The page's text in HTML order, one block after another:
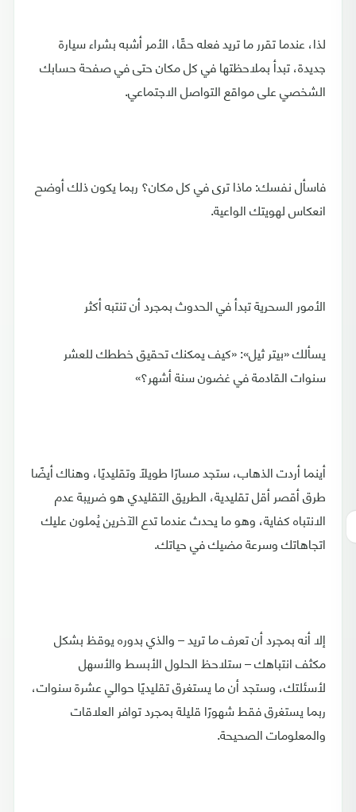
لذا، عندما تقرر ما تريد فعله حقًا، الأمر أشبه بشراء سيارة
جديدة، تبدأ بملاحظتها في كل مكان حتى في صفحة حسابك
الشخصي على مواقع التواصل الاجتماعي.
فاسأل نفسك: ماذا ترى في كل مكان؟ ربما يكون ذلك أوضح
انعكاس لهويتك الواعية.
الأمور السحرية تبدأ في الحدوث بمجرد أن تنتبه أكثر
يسألك «بيتر ثيل»: «كيف يمكنك تحقيق خططك للعشر
سنوات القادمة في غضون سنة أشهر؟»
أينما أردت الذهاب، ستجد مسارًا طويلًا وتقليديًا، وهناك أيضًا
طرق أقصر أقل تقليدية، الطريق التقليدي هو ضريبة عدم
الانتباه كفاية، وهو ما يحدث عندما تدع الآخرين يُملون عليك
اتجاهاتك وسرعة مضيك في حياتك.
إلا أنه بمجرد أن تعرف ما تريد – والذي بدوره يوقظ بشكل
مكثف انتباهك – ستلاحظ الحلول الأبسط والأسهل
لأسئلتك، وستجد أن ما يستغرق تقليديًا حوالي عشرة سنوات،
ربما يستغرق فقط شهورًا قليلة بمجرد توافر العلاقات
والمعلومات الصحيحة.